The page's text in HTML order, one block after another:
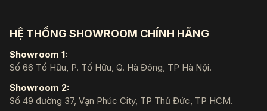
HỆ THỐNG SHOWROOM CHÍNH HÃNG
Showroom 1:
Số 66 Tố Hữu, P. Tố Hữu, Q. Hà Đông, TP Hà Nội.
Showroom 2:
Số 49 đường 37, Vạn Phúc City, TP Thủ Đức, TP HCM.